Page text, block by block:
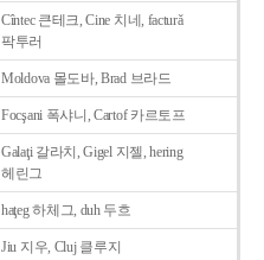
Cîntec 큰테크, Cine 치네, facturǎ
팍투러
Moldova 몰도바, Brad 브라드
Focşani 폭샤니, Cartof 카르토프
Galaţi 갈라치, Gigel 지젤, hering
헤린그
haţeg 하체그, duh 두흐
Jiu 지우, Cluj 클루지